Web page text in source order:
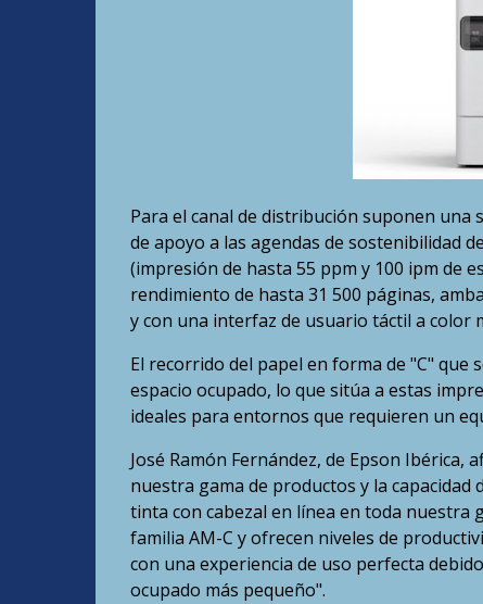
Para el canal de distribución suponen
de apoyo a las agendas de sostenibilidad
(impresión de hasta 55 ppm y 100 ipm de
rendimiento de hasta 31 500 páginas,
y con una interfaz de usuario táctil a color
El recorrido del papel en forma de "C" que
espacio ocupado, lo que sitúa a estas
ideales para entornos que requieren un
José Ramón Fernández, de Epson Ibérica,
nuestra gama de productos y la capacidad
tinta con cabezal en línea en toda nuestra
familia AM-C y ofrecen niveles de
con una experiencia de uso perfecta
ocupado más pequeño".